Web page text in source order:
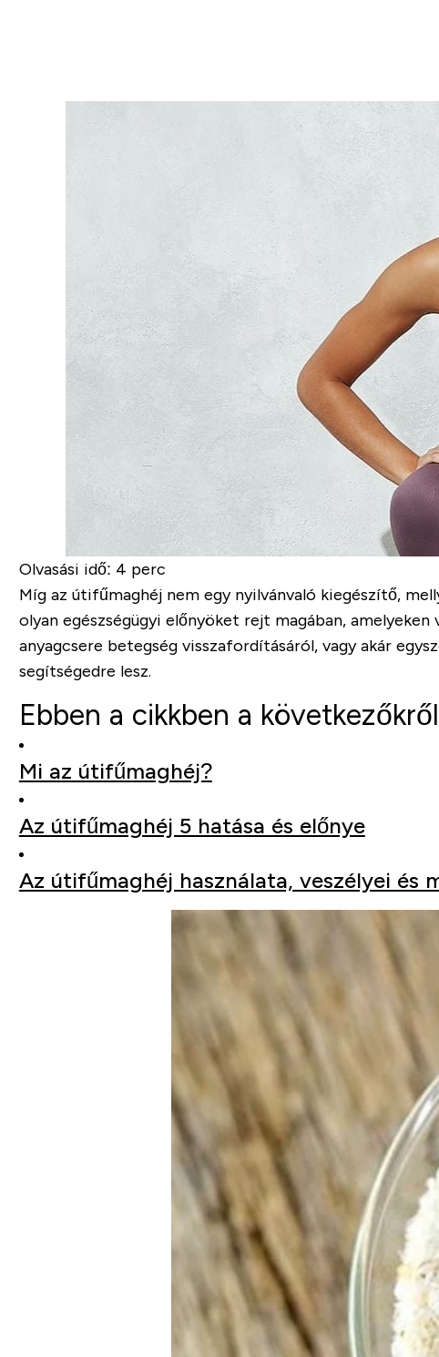
Olvasási idő: 4 perc
Míg az útifűmaghéj nem egy nyilvánvaló kiegészítő,
olyan egészségügyi előnyöket rejt magában,
anyagcsere betegség visszafordításáról, vagy akár
segítségedre lesz.
Ebben a cikkben a
Mi az útifűmaghéj?
Az útifűmaghéj 5 hatása és előnye
Az útifűmaghéj használata, veszélyei és